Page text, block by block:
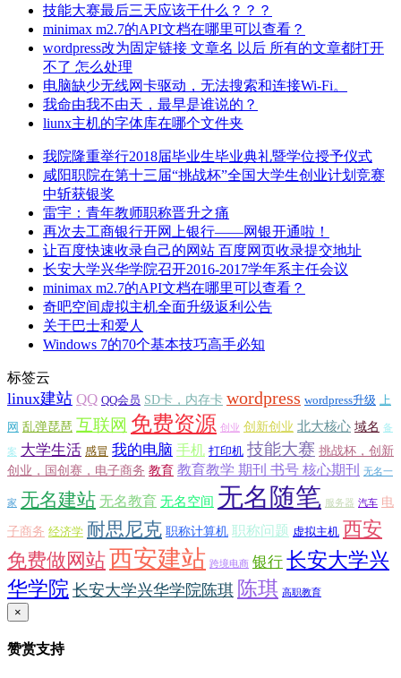
技能大赛最后三天应该干什么？？？
minimax m2.7的API文档在哪里可以查看？
wordpress改为固定链接 文章名 以后 所有的文章都打开
不了 怎么处理
电脑缺少无线网卡驱动，无法搜索和连接Wi-Fi。
我命由我不由天，最早是谁说的？
liunx主机的字体库在哪个文件夹
我院隆重举行2018届毕业生毕业典礼暨学位授予仪式
咸阳职院在第十三届“挑战杯”全国大学生创业计划竞赛
中斩获银奖
雷宇：青年教师职称晋升之痛
再次去工商银行开网上银行——网银开通啦！
让百度快速收录自己的网站 百度网页收录提交地址
长安大学兴华学院召开2016-2017学年系主任会议
minimax m2.7的API文档在哪里可以查看？
奇吧空间虚拟主机全面升级返利公告
关于巴士和爱人
Windows 7的70个基本技巧高手必知
标签云
linux建站 QQ QQ会员 SD卡，内存卡 wordpress wordpress升级 上
网 乱弹琵琶 互联网 免费资源 创业 创新创业 北大核心 域名 备
案 大学生活 感冒 我的电脑 手机 打印机 技能大赛 挑战杯，创新
创业，国创赛，电子商务 教育 教育教学 期刊 书号 核心期刊 无名一
家 无名建站 无名教育 无名空间 无名随笔 服务器 汽车 电
子商务 经济学 耐思尼克 职称计算机 职称问题 虚拟主机 西安
免费做网站西安建站 跨境电商 银行 长安大学兴
华学院 长安大学兴华学院陈琪 陈琪 高职教育
×
赞赏支持